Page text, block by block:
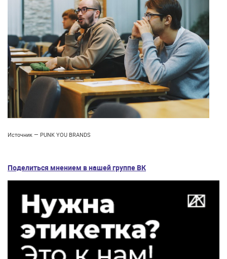
Источник — PUNK YOU BRANDS
Поделиться мнением в нашей группе ВК